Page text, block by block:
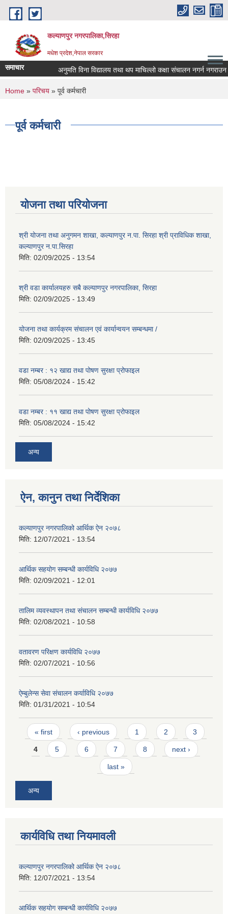
Skip to main content
कल्याणपुर नगरपालिका,सिरहा
मधेश प्रदेश,नेपाल सरकार
समाचार अनुमति विना विद्यालय तथा थप माचिल्लो कक्षा संचालन नगर्न नगराउन
You are here
Home » परिचय » पूर्व कर्मचारी
पूर्व कर्मचारी
योजना तथा परियोजना
श्री योजना तथा अनुगमन शाखा, कल्याणपुर न.पा. सिरहा श्री प्राविधिक शाखा,
कल्याणपुर न.पा.सिरहा
मिति: 02/09/2025 - 13:54
श्री वडा कार्यालयहरु सबै कल्याणपुर नगरपालिका, सिरहा
मिति: 02/09/2025 - 13:49
योजना तथा कार्यक्रम संचालन एवं कार्यान्वयन सम्बन्धमा /
मिति: 02/09/2025 - 13:45
वडा नम्बर : १२ खाद्य तथा पोषण सुरक्षा प्रोफाइल
मिति: 05/08/2024 - 15:42
वडा नम्बर : ११ खाद्य तथा पोषण सुरक्षा प्रोफाइल
मिति: 05/08/2024 - 15:42
अन्य
ऐन, कानुन तथा निर्देशिका
कल्याणपुर नगरपालिको आर्थिक ऐन २०७८
मिति: 12/07/2021 - 13:54
आर्थिक सहयोग सम्बन्धी कार्यविधि २०७७
मिति: 02/09/2021 - 12:01
तालिम व्यवस्थापन तथा संचालन सम्बन्धी कार्यविधि २०७७
मिति: 02/08/2021 - 10:58
वतावरण परिक्षण कार्यविधि २०७७
मिति: 02/07/2021 - 10:56
ऐम्बुलेन्स सेवा संचालन कर्याविधि २०७७
मिति: 01/31/2021 - 10:54
Pages
« first ‹ previous 1 2 3
4 5 6 7 8 next ›
last »
अन्य
कार्यविधि तथा नियमावली
कल्याणपुर नगरपालिको आर्थिक ऐन २०७८
मिति: 12/07/2021 - 13:54
आर्थिक सहयोग सम्बन्धी कार्यविधि २०७७